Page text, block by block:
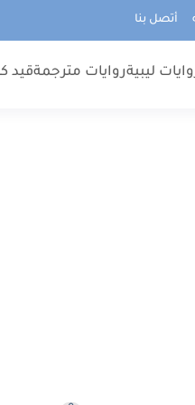
أتصل بنا
ليبيةروايات مترجمةقيد